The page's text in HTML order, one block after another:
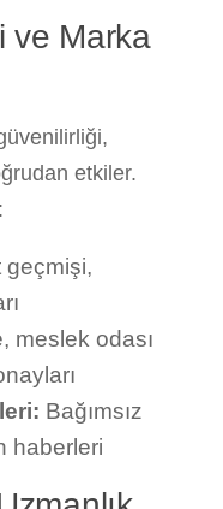
ve Marka
etkiler.
geçmişi,
meslek odası
Bağımsız
haberleri